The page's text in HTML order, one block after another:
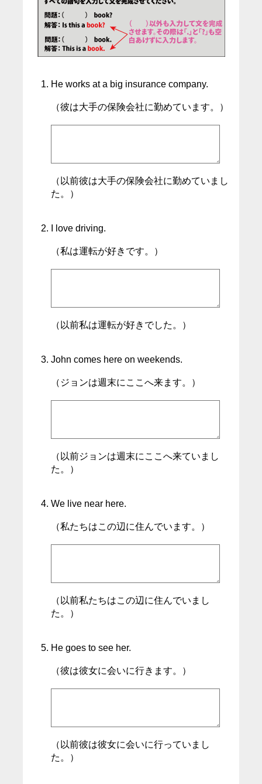
He works at a big insurance company.
（彼は大手の保険会社に勤めています。）
（以前彼は大手の保険会社に勤めていまし
た。）
I love driving.
（私は運転が好きです。）
（以前私は運転が好きでした。）
John comes here on weekends.
（ジョンは週末にここへ来ます。）
（以前ジョンは週末にここへ来ていまし
た。）
We live near here.
（私たちはこの辺に住んでいます。）
（以前私たちはこの辺に住んでいまし
た。）
He goes to see her.
（彼は彼女に会いに行きます。）
（以前彼は彼女に会いに行っていまし
た。）